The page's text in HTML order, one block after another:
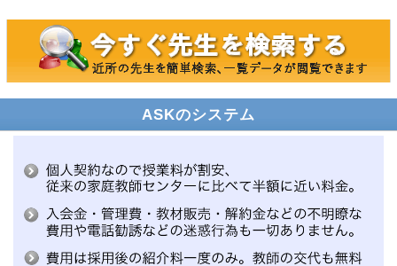
ASKのシステム